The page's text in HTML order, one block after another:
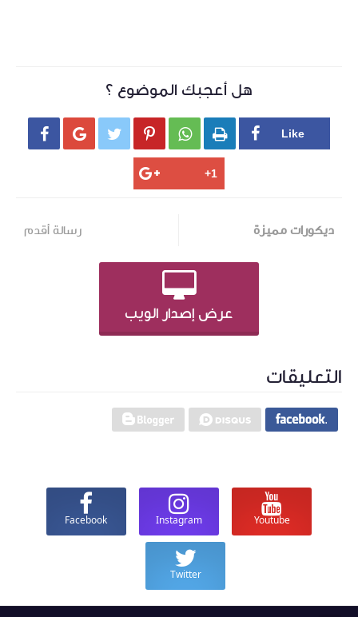
هل أعجبك الموضوع ؟
     
ديكورات مميزة رسالة أقدم
عرض إصدار الويب
التعليقات
Youtube
Instagram
Facebook
Twitter